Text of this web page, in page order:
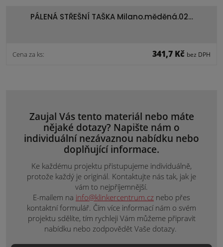
PÁLENÁ STŘEŠNÍ TAŠKA Milano.měděná.02…
Cena za ks: 341,7 Kč bez DPH
Zaujal Vás tento materiál nebo máte
nějaké dotazy? Napište nám o
individuální nezávaznou nabídku nebo
doplňující informace.
Ke každému projektu přistupujeme individuálně,
protože každý je originál. Kontaktujte nás tak, jak je
vám to nejpříjemnější.
E-mailem na info@klinkercentrum.cz nebo přes
kontaktní formulář. Čím více informací nám o svém
projektu sdělíte, tím rychleji Vám můžeme připravit
nabídku nebo zodpovědět Vaše dotazy.